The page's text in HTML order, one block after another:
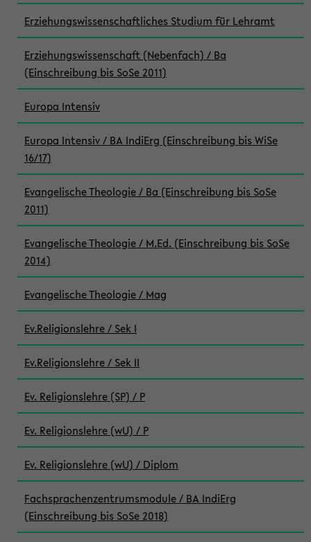
Erziehungswissenschaftliches Studium für Lehramt
Erziehungswissenschaft (Nebenfach) / Ba
(Einschreibung bis SoSe 2011)
Europa Intensiv
Europa Intensiv / BA IndiErg (Einschreibung bis WiSe
16/17)
Evangelische Theologie / Ba (Einschreibung bis SoSe
2011)
Evangelische Theologie / M.Ed. (Einschreibung bis SoSe
2014)
Evangelische Theologie / Mag
Ev.Religionslehre / Sek I
Ev.Religionslehre / Sek II
Ev. Religionslehre (SP) / P
Ev. Religionslehre (wU) / P
Ev. Religionslehre (wU) / Diplom
Fachsprachenzentrumsmodule / BA IndiErg
(Einschreibung bis SoSe 2018)